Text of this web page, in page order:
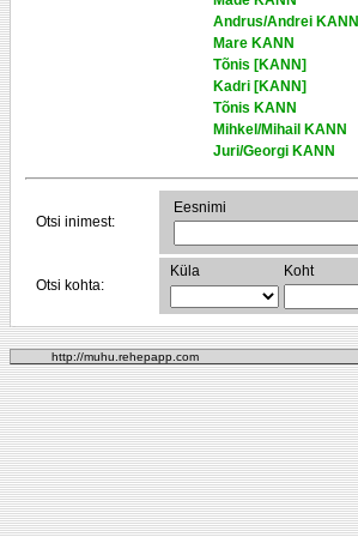
Andrus/Andrei KANN
Mare KANN
Tõnis [KANN]
Kadri [KANN]
Tõnis KANN
Mihkel/Mihail KANN
Juri/Georgi KANN
Otsi inimest:
Eesnimi
Otsi kohta:
Küla Koht
http://muhu.rehepapp.com